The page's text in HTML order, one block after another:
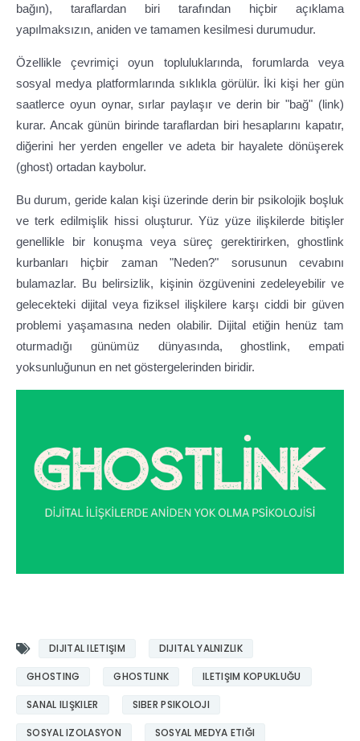
bağın), taraflardan biri tarafından hiçbir açıklama
yapılmaksızın, aniden ve tamamen kesilmesi durumudur.
Özellikle çevrimiçi oyun topluluklarında, forumlarda veya
sosyal medya platformlarında sıklıkla görülür. İki kişi her gün
saatlerce oyun oynar, sırlar paylaşır ve derin bir "bağ" (link)
kurar. Ancak günün birinde taraflardan biri hesaplarını kapatır,
diğerini her yerden engeller ve adeta bir hayalete dönüşerek
(ghost) ortadan kaybolur.
Bu durum, geride kalan kişi üzerinde derin bir psikolojik boşluk
ve terk edilmişlik hissi oluşturur. Yüz yüze ilişkilerde bitişler
genellikle bir konuşma veya süreç gerektirirken, ghostlink
kurbanları hiçbir zaman "Neden?" sorusunun cevabını
bulamazlar. Bu belirsizlik, kişinin özgüvenini zedeleyebilir ve
gelecekteki dijital veya fiziksel ilişkilere karşı ciddi bir güven
problemi yaşamasına neden olabilir. Dijital etiğin henüz tam
oturmadığı günümüz dünyasında, ghostlink, empati
yoksunluğunun en net göstergelerinden biridir.
DIJITAL ILETIŞIM DIJITAL YALNIZLIK
GHOSTING GHOSTLINK ILETIŞIM KOPUKLUĞU
SANAL ILIŞKILER SIBER PSIKOLOJI
SOSYAL IZOLASYON SOSYAL MEDYA ETIĞI